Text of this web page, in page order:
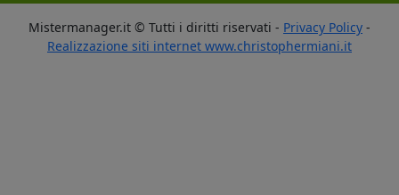
Mistermanager.it © Tutti i diritti riservati - Privacy Policy -
Realizzazione siti internet www.christophermiani.it